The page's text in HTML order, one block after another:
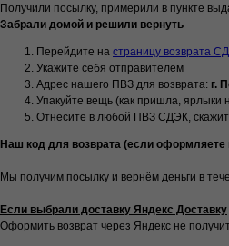
Получили посылку, примерили в пункте
Забрали домой и решили вернуть
Перейдите на страницу возврата
Укажите себя отправителем
Адрес нашего ПВЗ для возврата: г.
Упакуйте вещь (как пришла, ярлыки
Отнесите в любой ПВЗ СДЭК,
Наш код для возврата (если
Мы получим посылку и вернём деньги в
Если выбрали доставку Яндекс Доставку
Оформить возврат через Яндекс не